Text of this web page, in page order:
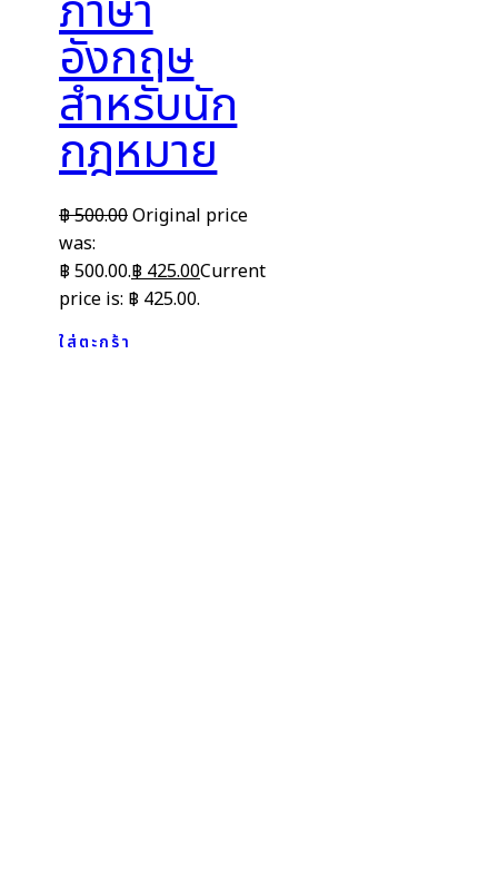
อังกฤษ
สำหรับนัก
กฎหมาย
฿500.00Original price
was:
฿ 500.00.฿425.00Current
price is: ฿ 425.00.
ใส่ตะกร้า